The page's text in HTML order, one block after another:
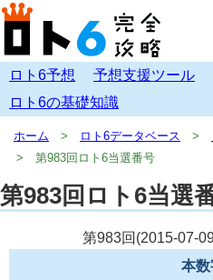
ロト6予想 予想支援ツール
ロト6の基礎知識
ホーム ロト6データベース
第983回ロト6当選番号
第983回ロト6当選
第983回(2015-07-
本数